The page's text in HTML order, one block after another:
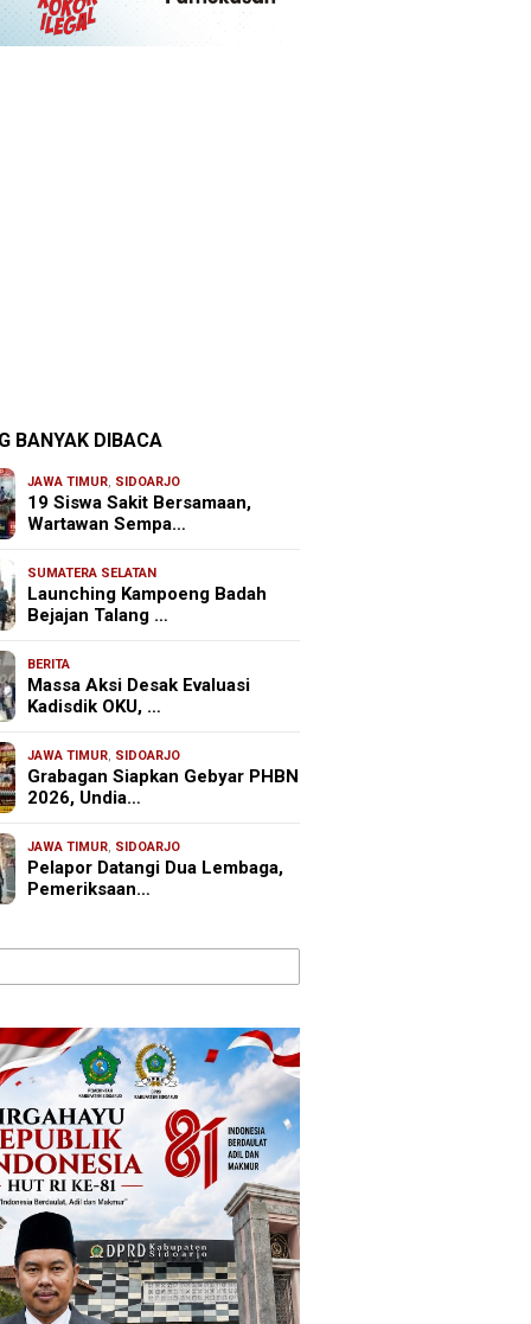
BANYAK DIBACA
JAWA TIMUR, SIDOARJO
19 Siswa Sakit Bersamaan,
Wartawan Sempa…
SUMATERA SELATAN
Launching Kampoeng Badah
Bejajan Talang …
BERITA
Massa Aksi Desak Evaluasi
Kadisdik OKU, …
JAWA TIMUR, SIDOARJO
Grabagan Siapkan Gebyar PHBN
2026, Undia…
JAWA TIMUR, SIDOARJO
Pelapor Datangi Dua Lembaga,
Pemeriksaan…